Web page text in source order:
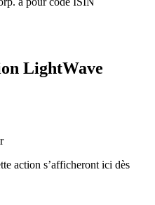
LightWave
action s’afficheront ici dès